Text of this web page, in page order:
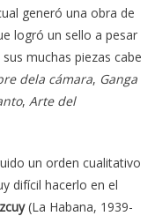
generó una obra de
logró un sello a pesar
muchas piezas cabe
dela cámara, Ganga
, Arte del
un orden cualitativo
difícil hacerlo en el
(La Habana, 1939-